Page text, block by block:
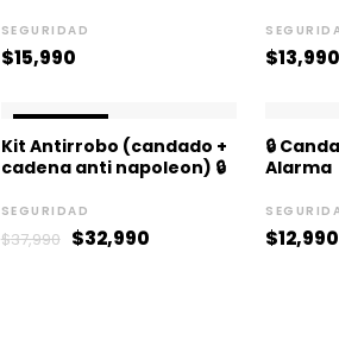
SEGURIDAD
$15,990 $13,990
Kit Antirrobo (candado +
cadena anti napoleon) 🔒
SEGURIDAD
$37,990
El
precio
original
era:
$37,990.
$32,990
precio
actual
es:
🔒
Alarma
$12,990